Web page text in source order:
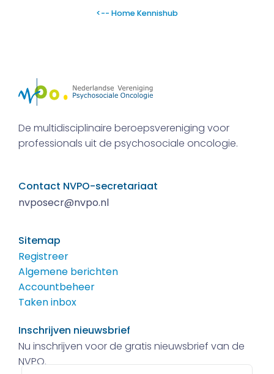
<-- Home Kennishub
De multidisciplinaire beroepsvereniging voor
professionals uit de psychosociale oncologie.
Contact NVPO-secretariaat
nvposecr@nvpo.nl
Sitemap
Registreer
Algemene berichten
Accountbeheer
Taken inbox
Inschrijven nieuwsbrief
Nu inschrijven voor de gratis nieuwsbrief van de
NVPO.
E-